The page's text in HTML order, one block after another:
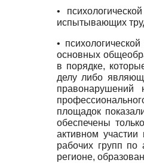
•
испытывающих
•
основных
в порядке,
делу либо
площадок
обеспечены
активном
рабочих групп по
регионе,